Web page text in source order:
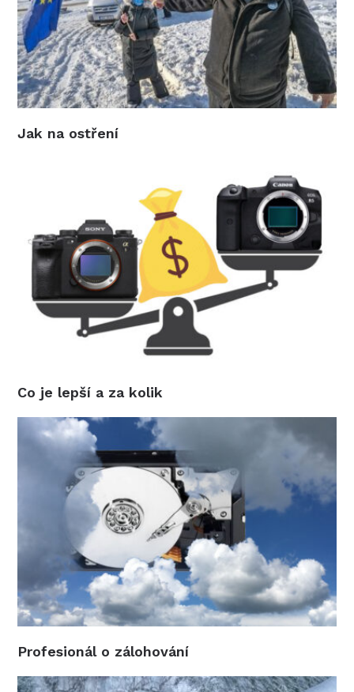
Jak na ostření
Co je lepší a za kolik
Profesionál o zálohování